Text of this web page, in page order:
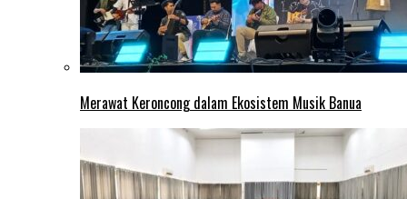
Merawat Keroncong dalam Ekosistem Musik Banua